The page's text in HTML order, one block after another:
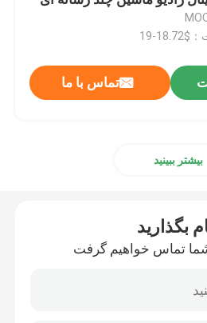
بگذارید
شما تماس خواهیم گرفت
صدا عقبگرد دوربین ماشین
19
تماس با ما
بیشتر ببینید
بگذارید
شما تماس خواهیم گرفت